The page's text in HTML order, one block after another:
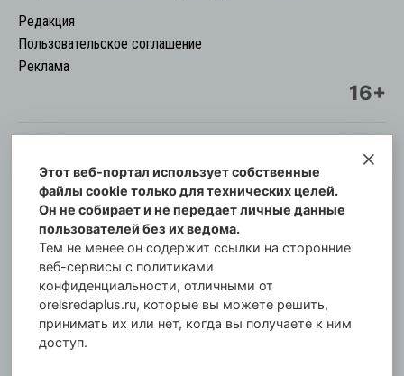
Редакция
Пользовательское соглашение
Реклама
16+
© Информационный городской портал
Орловская cреда-плюс, 2021-2026
Свидетельство о регистрации СМИ: ПИ №57-
00254 от 29 октября 2013 г.
Газета зарегистрирована Управлением
Федеральной службы по надзору в сфере связи,
информационных технологий и массовых
коммуникаций по Орловской области.
Главный редактор: Татьяна Филёва
Этот веб-портал использует собственные
файлы cookie только для технических целей.
Он не собирает и не передает личные данные
пользователей без их ведома.
Тем не менее он содержит ссылки на сторонние
веб-сервисы с политиками
конфиденциальности, отличными от
orelsredaplus.ru, которые вы можете решить,
принимать их или нет, когда вы получаете к ним
доступ.